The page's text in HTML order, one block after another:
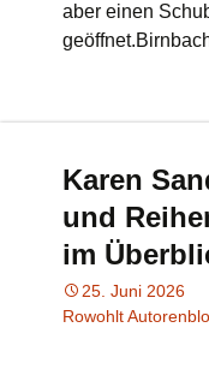
aber einen
Karen
und
im
25. Juni 2026
Rowohlt